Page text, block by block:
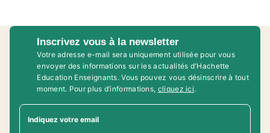
Inscrivez vous à la newsletter
Votre adresse e-mail sera uniquement utilisée pour vous
envoyer des informations sur les actualités d'Hachette
Education Enseignants. Vous pouvez vous désinscrire à tout
moment. Pour plus d’informations, cliquez ici.
Indiquez votre email